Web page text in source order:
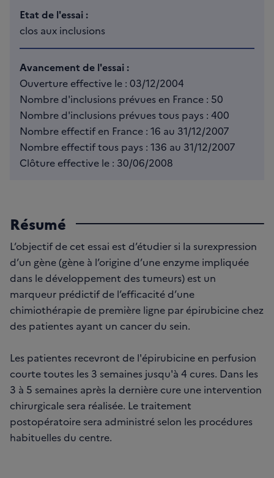
Etat de l'essai :
clos aux inclusions
Avancement de l'essai :
Ouverture effective le : 03/12/2004
Nombre d'inclusions prévues en France : 50
Nombre d'inclusions prévues tous pays : 400
Nombre effectif en France : 16 au 31/12/2007
Nombre effectif tous pays : 136 au 31/12/2007
Clôture effective le : 30/06/2008
Résumé
L’objectif de cet essai est d’étudier si la surexpression
d’un gène (gène à l’origine d’une enzyme impliquée
dans le développement des tumeurs) est un
marqueur prédictif de l’efficacité d’une
chimiothérapie de première ligne par épirubicine chez
des patientes ayant un cancer du sein.
Les patientes recevront de l'épirubicine en perfusion
courte toutes les 3 semaines jusqu'à 4 cures. Dans les
3 à 5 semaines après la dernière cure une intervention
chirurgicale sera réalisée. Le traitement
postopératoire sera administré selon les procédures
habituelles du centre.